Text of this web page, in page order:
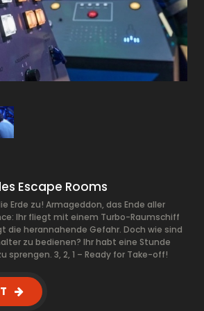
Escape Rooms
Erde zu! Armageddon, das Ende aller
Ihr fliegt mit einem Turbo-Raumschiff
die herannahende Gefahr. Doch wie sind
zu bedienen? Ihr habt eine Stunde
sprengen. 3, 2, 1 – Ready for Take-off!